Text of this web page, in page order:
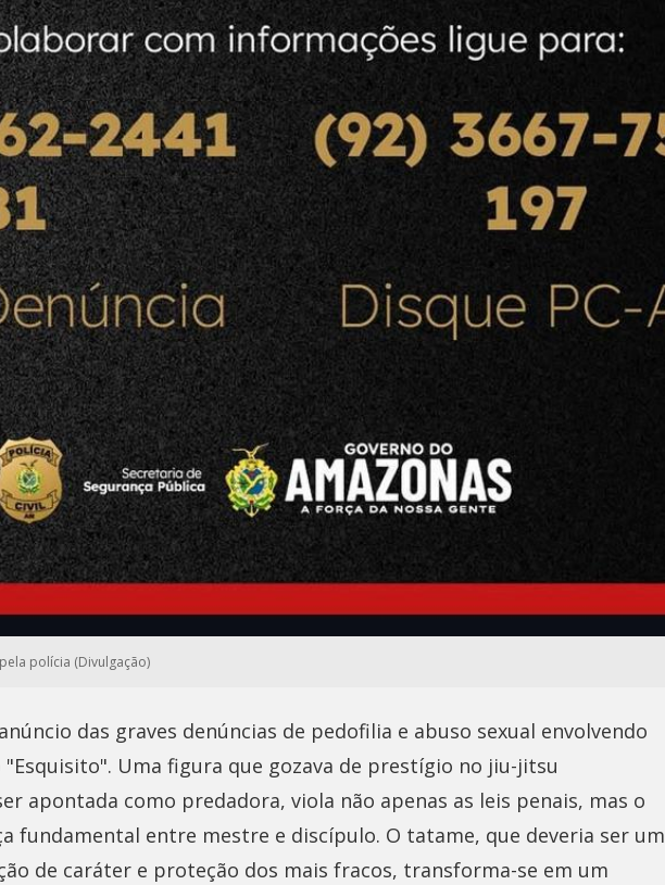
polícia (Divulgação)
das graves denúncias de pedofilia e abuso sexual envolvendo
"Esquisito". Uma figura que gozava de prestígio no jiu-jitsu
apontada como predadora, viola não apenas as leis penais, mas o
fundamental entre mestre e discípulo. O tatame, que deveria ser um
de caráter e proteção dos mais fracos, transforma-se em um